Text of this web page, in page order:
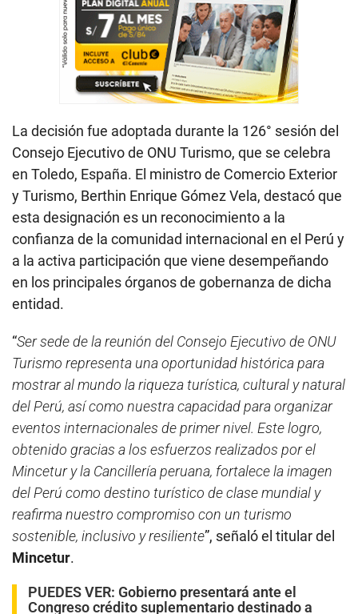
La decisión fue adoptada durante la 126° sesión del
Consejo Ejecutivo de ONU Turismo, que se celebra
en Toledo, España. El ministro de Comercio Exterior
y Turismo, Berthin Enrique Gómez Vela, destacó que
esta designación es un reconocimiento a la
confianza de la comunidad internacional en el Perú y
a la activa participación que viene desempeñando
en los principales órganos de gobernanza de dicha
entidad.
“Ser sede de la reunión del Consejo Ejecutivo de ONU
Turismo representa una oportunidad histórica para
mostrar al mundo la riqueza turística, cultural y natural
del Perú, así como nuestra capacidad para organizar
eventos internacionales de primer nivel. Este logro,
obtenido gracias a los esfuerzos realizados por el
Mincetur y la Cancillería peruana, fortalece la imagen
del Perú como destino turístico de clase mundial y
reafirma nuestro compromiso con un turismo
sostenible, inclusivo y resiliente”, señaló el titular del
Mincetur.
PUEDES VER: Gobierno presentará ante el
Congreso crédito suplementario destinado a